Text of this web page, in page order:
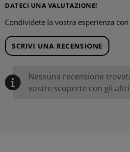
DATECI UNA VALUTAZIONE!
Condividete la vostra esperienza
SCRIVI UNA RECENSIONE
Nessuna recensione
vostre scoperte con gli